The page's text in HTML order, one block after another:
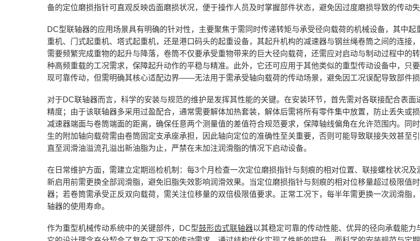
备的定位磨损指针可直观反映齿面磨损状况，便于操作人员及时掌握部件状态，避免因过度磨损导致的传动
DC型联轴器的应用场景具有明确的针对性，主要聚焦于需同时传递转矩与承受径向载荷的机械设备，其中
重机、门式起重机、塔式起重机，还是港口码头的起重设备，其起升机构的减速器与钢丝绳卷筒之间的连接
需要频繁完成重物的起升与降落，卷筒不仅要承受重物带来的巨大径向载荷，还需应对启动与制动过程中的
种高频重载的工况需求，保障起升动作的平稳与精准。此外，它还可应用于其他类似的重型传动设备中，只
现可靠传动，但需明确其核心适配边界——无法用于需承受轴向载荷的传动场景，避免因工况误配导致部件损
对于DC联轴器而言，科学的安装与规范的维护是发挥其性能的关键。在安装环节，首先需对各联接配合表
精度；由于该联轴器多采用过盈配合，通常需要解体加热套装，解体后需将所有零件集中放置，防止丢失或
减速器端面与卷筒端面的距离，确保任意两个测量值的差值符合规范要求，保障轴线偏角在允许范围内。同
生的附加轴向载荷需由卷筒固定支承座承担，因此轴向定位的准确性至关重要，否则可能导致联接失效甚至
直至润滑油溢流孔溢出新油脂为止，严禁在未加注润滑脂的情况下启动设备。
在日常维护方面，需建立定期巡检机制：每3个月检查一次定位磨损指针与刻痕的相对位置、联接螺栓状况
新启用前需更换全部润滑脂，避免旧脂失效影响润滑效果。当定位磨损指针与刻痕的相对位移量超过极限值
器；若卷筒需承受正反双向载荷，需关注位移量的双倍极限值要求。正常工况下，每半年需更换一次润滑脂
轴器的使用寿命。
作为重型机械传动系统中的关键部件，DC型鼓形齿式联轴器以其稳定可靠的传动性能、优异的径向承载能力